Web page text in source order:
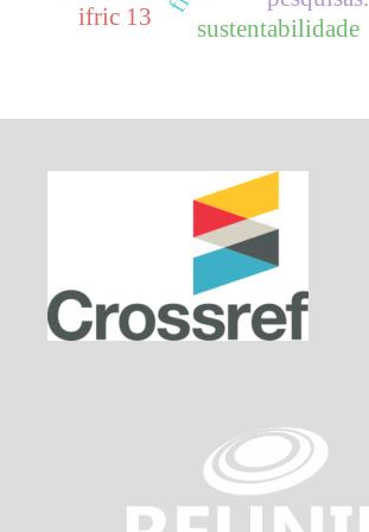
sustentabilidade
ifric 13